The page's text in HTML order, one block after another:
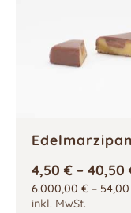
4,50 € – 40,50
6.000,00 € – 54,00
inkl. MwSt.